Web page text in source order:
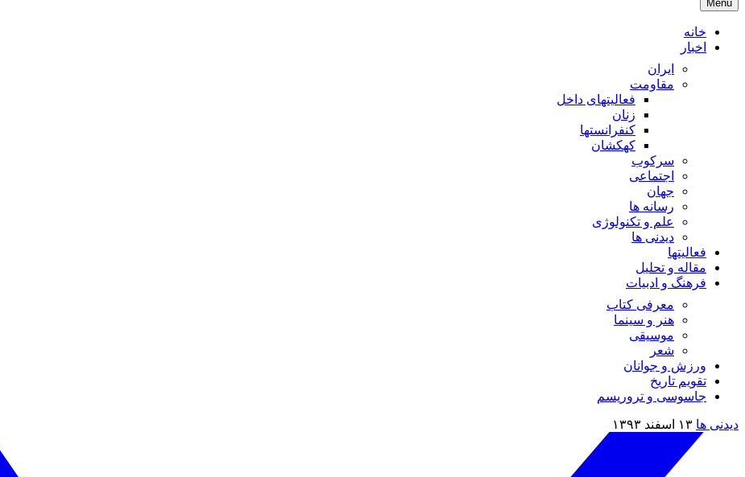
Menu
خانه
اخبار
ایران
مقاومت
فعالیتهای داخل
زنان
کنفرانستها
کهکشان
سرکوب
اجتماعی
جهان
رسانه ها
علم و تکنولوژی
دیدنی ها
فعالیتها
مقاله و تحلیل
فرهنگ و ادبیات
معرفی کتاب
هنر و سینما
موسیقی
شعر
ورزش و جوانان
تقویم تاريخ
جاسوسی و تروریسم
دیدنی ها ۱۳ اسفند ۱۳۹۳